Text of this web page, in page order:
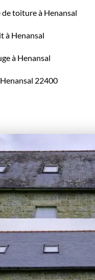
toiture à Henansal
à Henansal
à Henansal
22400